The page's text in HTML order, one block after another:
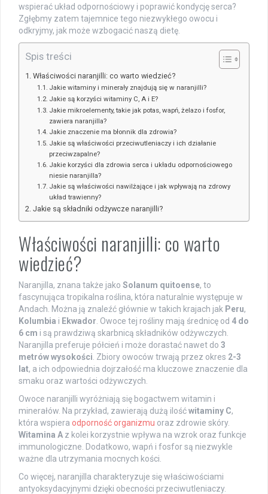
wspierać układ odpornościowy i poprawić kondycję serca?
Zgłębmy zatem tajemnice tego niezwykłego owocu i
odkryjmy, jak może wzbogacić naszą dietę.
Spis treści
Właściwości naranjilli: co warto wiedzieć?
Jakie witaminy i minerały znajdują się w naranjilli?
Jakie są korzyści witaminy C, A i E?
Jakie mikroelementy, takie jak potas, wapń, żelazo i fosfor,
zawiera naranjilla?
Jakie znaczenie ma błonnik dla zdrowia?
Jakie są właściwości przeciwutleniaczy i ich działanie
przeciwzapalne?
Jakie korzyści dla zdrowia serca i układu odpornościowego
niesie naranjilla?
Jakie są właściwości nawilżające i jak wpływają na zdrowy
układ trawienny?
Jakie są składniki odżywcze naranjilli?
Właściwości naranjilli: co warto
wiedzieć?
Naranjilla, znana także jako Solanum quitoense, to
fascynująca tropikalna roślina, która naturalnie występuje w
Andach. Można ją znaleźć głównie w takich krajach jak Peru,
Kolumbia i Ekwador . Owoce tej rośliny mają średnicę od 4 do
6 cm i są prawdziwą skarbnicą składników odżywczych.
Naranjilla preferuje półcień i może dorastać nawet do 3
metrów wysokości . Zbiory owoców trwają przez okres 2-3
lat, a ich odpowiednia dojrzałość ma kluczowe znaczenie dla
smaku oraz wartości odżywczych.
Owoce naranjilli wyróżniają się bogactwem witamin i
minerałów. Na przykład, zawierają dużą ilośćwitaminy C,
która wspiera odporność organizmu oraz zdrowie skóry.
Witamina A z kolei korzystnie wpływa na wzrok oraz funkcje
immunologiczne. Dodatkowo, wapń i fosfor są niezwykle
ważne dla utrzymania mocnych kości.
Co więcej, naranjilla charakteryzuje się właściwościami
antyoksydacyjnymi dzięki obecności przeciwutleniaczy.